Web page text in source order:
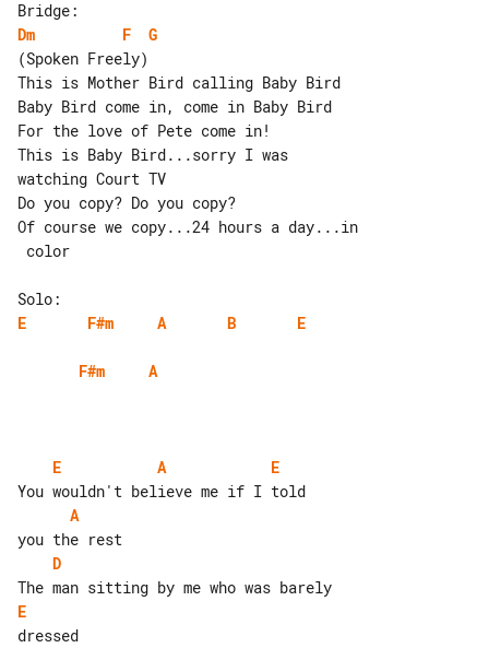
Dm
F
G
(Spoken Freely)
This is Mother Bird calling Baby Bird
Baby Bird come in, come in Baby Bird
For the love of Pete come in!
This is Baby Bird...sorry I was
watching Court TV
Do you copy? Do you copy?
Of course we copy...24 hours a day...in
E
F#m A B E
F#m A
E A
E
A
D
E